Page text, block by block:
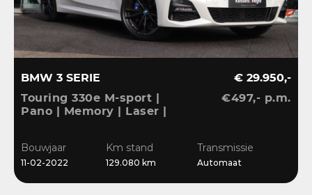
BMW 3 SERIE
Touring 330e M-sport |
Pano | Memory | Laser |
Bliss | Ambient | Pearl
White
€ 29.950,-
€497,- p.m.
Bouwjaar
11-02-2022
Km stand
129.080 km
Transmissie
Automaat